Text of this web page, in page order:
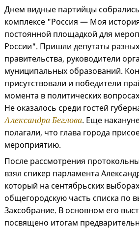
Днем видные партийцы
комплексе "Россия — Моя
постоянной площадкой для
России". Пришли депутаты
правительства, руководители
муниципальных образований.
присутствовали и победители
момента в политических
Не оказалось среди гостей
Александра Беглова. Еще
полагали, что глава города
мероприятию.
После рассмотрения
взял спикер парламента
который на сентябрьских
общегородскую часть списка по
Заксобрание. В основном его
посвящено итогам